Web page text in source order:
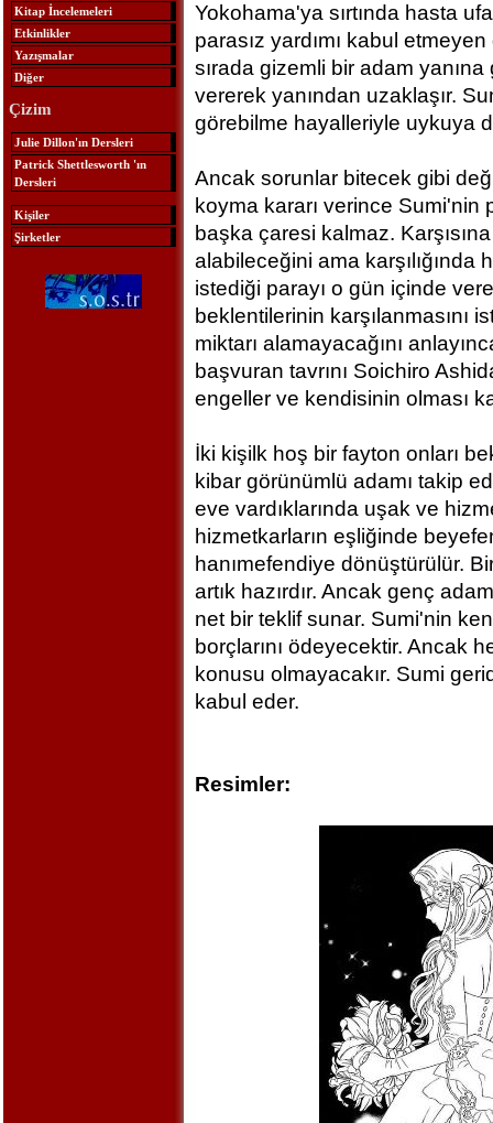
Kitap İncelemeleri
Etkinlikler
Yazışmalar
Diğer
Çizim
Julie Dillon'ın Dersleri
Patrick Shettlesworth 'ın
Dersleri
Kişiler
Şirketler
Yokohama'ya sırtında hasta
parasız yardımı kabul
sırada gizemli bir adam
vererek yanından uzaklaşır.
görebilme hayalleriyle uykuya
Ancak sorunlar bitecek gibi
koyma kararı verince Sumi'nin
başka çaresi kalmaz.
alabileceğini ama
istediği parayı o gün içinde
beklentilerinin karşılanmasını
miktarı alamayacağını
başvuran tavrını Soichiro
engeller ve kendisinin olması
İki kişilk hoş bir fayton onları
kibar görünümlü adamı takip
eve vardıklarında uşak ve
hizmetkarların eşliğinde
hanımefendiye dönüştürülür.
artık hazırdır. Ancak genç
net bir teklif sunar. Sumi'nin
borçlarını ödeyecektir. Ancak
konusu olmayacakır. Sumi
kabul eder.
Resimler: